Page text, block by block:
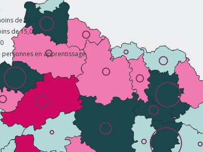
de 27,0
de 15,0
en apprentissage